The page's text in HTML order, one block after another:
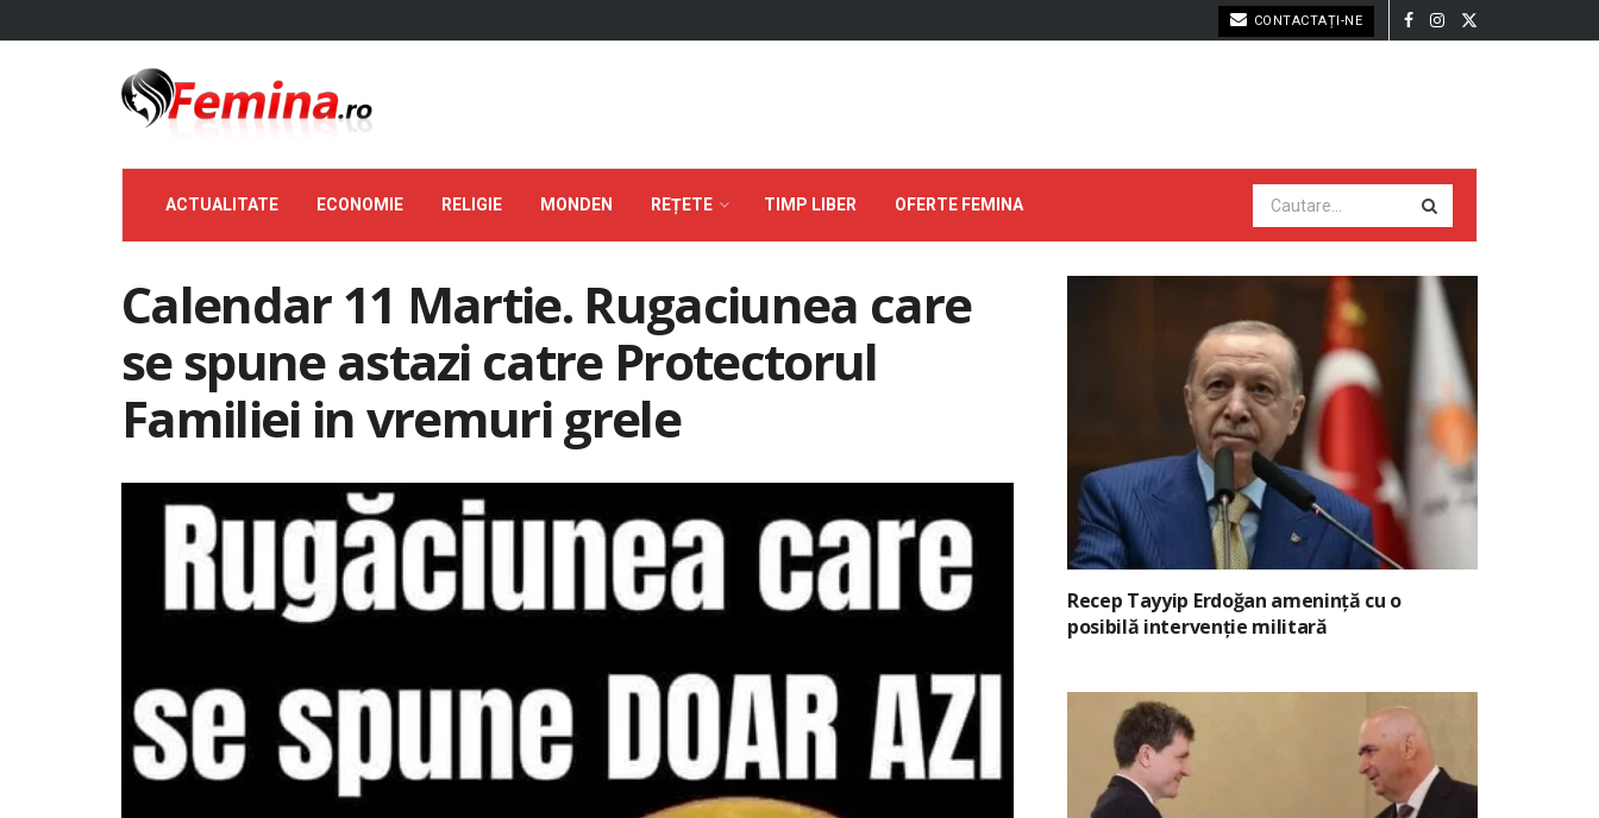
CONTACTAȚI-NE
ACTUALITATE ECONOMIE RELIGIE MONDEN REȚETE TIMP LIBER OFERTE FEMINA
Calendar 11 Martie. Rugaciunea care
se spune astazi catre Protectorul
Familiei in vremuri grele
Recep Tayyip Erdoğan amenință cu o
posibilă intervenție militară